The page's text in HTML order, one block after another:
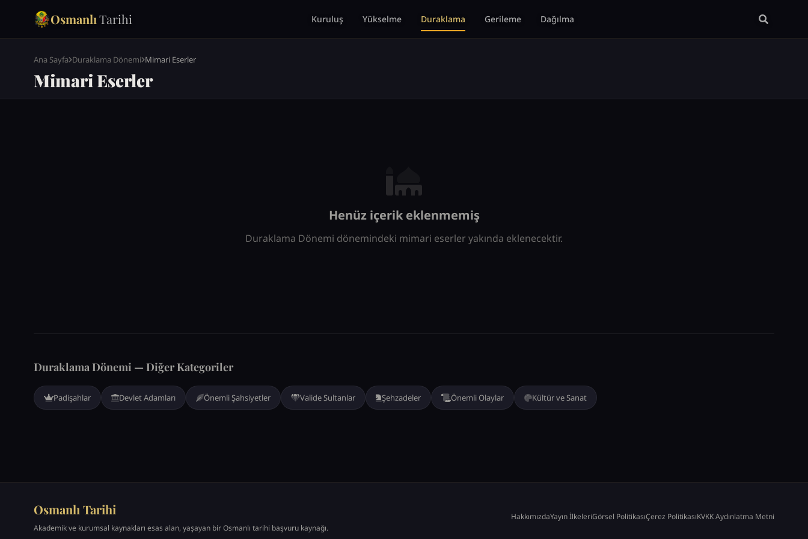
OsmanlıTarihi Kuruluş Yükselme Duraklama Gerileme Dağılma
Ana Sayfa Duraklama Dönemi Mimari Eserler
Mimari Eserler
Henüz içerik eklenmemiş
Duraklama Dönemi dönemindeki mimari eserler yakında eklenecektir.
Duraklama Dönemi — Diğer Kategoriler
Padişahlar Devlet Adamları Önemli Şahsiyetler Valide Sultanlar Şehzadeler Önemli Olaylar Kültür ve Sanat
Osmanlı Tarihi
Akademik ve kurumsal kaynakları esas alan, yaşayan bir Osmanlı tarihi başvuru kaynağı.
HakkımızdaYayın İlkeleriGörsel PolitikasıÇerez PolitikasıKVKK Aydınlatma Metni